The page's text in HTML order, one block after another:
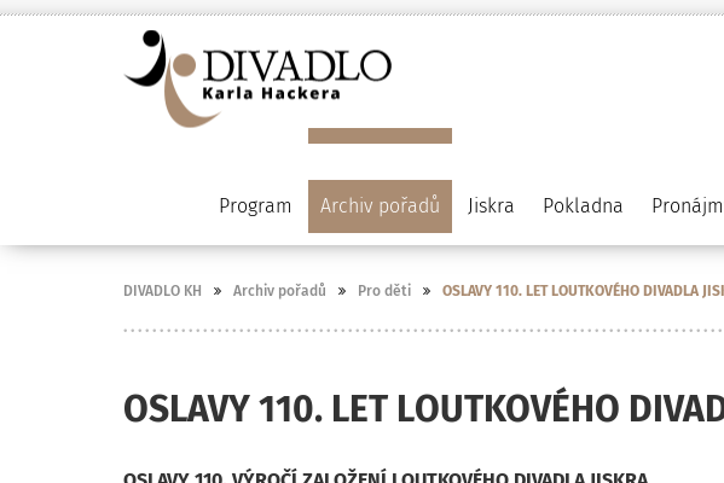
Program Archiv pořadů Jiskra Pokladna
DIVADLO KH Archiv pořadů Pro děti OSLAVY 110. LET LOUTKOVÉHO DIVADLA
OSLAVY 110. LET LOUTKOVÉHO